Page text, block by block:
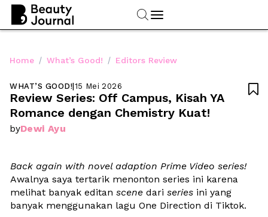
Home / What’s Good! / Editors Review
WHAT’S GOOD!|15 Mei 2026
Review Series: Off Campus, Kisah YA
Romance dengan Chemistry Kuat!
byDewi Ayu

Back again with novel adaption Prime Video series!
Awalnya saya tertarik menonton series ini karena
melihat banyak editan scene dari series ini yang
banyak menggunakan lagu One Direction di Tiktok.